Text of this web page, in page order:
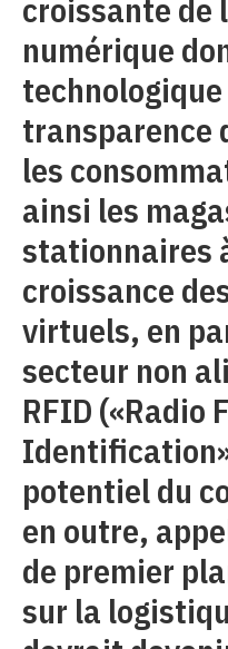
croissante de
numérique
transparence
les
ainsi les
stationnaires
croissance
virtuels, en
secteur non
RFID («Radio
potentiel du
en outre,
de premier
sur la